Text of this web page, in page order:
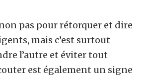
pas pour rétorquer et dire
mais c’est surtout
l’autre et éviter tout
est également un signe